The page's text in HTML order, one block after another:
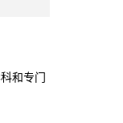
和专门